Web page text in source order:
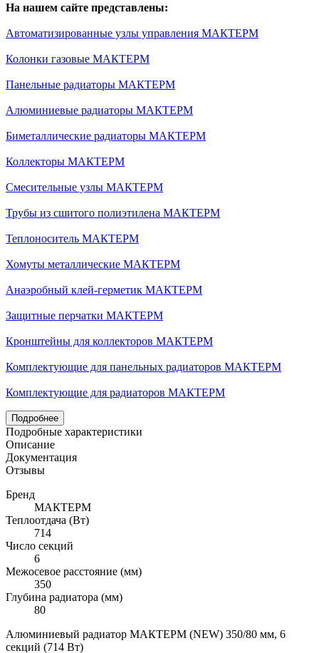
На нашем сайте представлены:
Автоматизированные узлы управления МАКТЕРМ
Колонки газовые МАКТЕРМ
Панельные радиаторы МАКТЕРМ
Алюминиевые радиаторы МАКТЕРМ
Биметаллические радиаторы МАКТЕРМ
Коллекторы МАКТЕРМ
Смесительные узлы МАКТЕРМ
Трубы из сшитого полиэтилена МАКТЕРМ
Теплоноситель МАКТЕРМ
Хомуты металлические МАКТЕРМ
Анаэробный клей-герметик МАКТЕРМ
Защитные перчатки МАКТЕРМ
Кронштейны для коллекторов МАКТЕРМ
Комплектующие для панельных радиаторов МАКТЕРМ
Комплектующие для радиаторов МАКТЕРМ
Подробнее
Подробные характеристики
Описание
Документация
Отзывы
Бренд
МАКТЕРМ
Теплоотдача (Вт)
714
Число секций
6
Межосевое расстояние (мм)
350
Глубина радиатора (мм)
80
Алюминиевый радиатор МАКТЕРМ (NEW) 350/80 мм, 6
секций (714 Вт)